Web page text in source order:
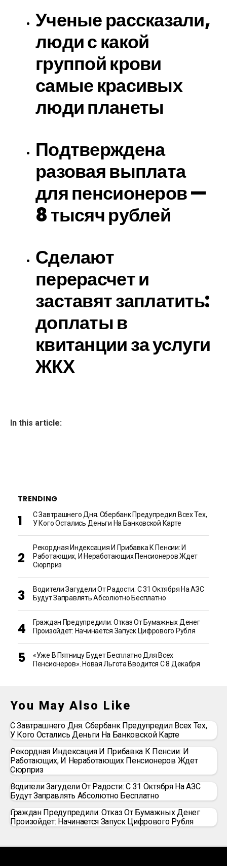
Ученые рассказали,
люди с какой
группой крови
самые красивых
люди планеты
Подтверждена
разовая выплата
для пенсионеров —
8 тысяч рублей
Сделают
перерасчет и
заставят заплатить:
доплаты в
квитанции за услуги
ЖКХ
In this article:
TRENDING
С Завтрашнего Дня. Сбербанк Предупредил Всех Тех,
У Кого Остались Деньги На Банковской Карте
Рекордная Индексация И Прибавка К Пенсии: И
Работающих, И Неработающих Пенсионеров Ждет
Сюрприз
Водители Загудели От Радости: С 31 Октября На АЗС
Будут Заправлять Абсолютно Бесплатно
Граждан Предупредили: Отказ От Бумажных Денег
Произойдет: Начинается Запуск Цифрового Рубля
«Уже В Пятницу Будет Бесплатно Для Всех
Пенсионеров». Новая Льгота Вводится С 8 Декабря
You May Also Like
С Завтрашнего Дня. Сбербанк Предупредил Всех Тех,
У Кого Остались Деньги На Банковской Карте
Рекордная Индексация И Прибавка К Пенсии: И
Работающих, И Неработающих Пенсионеров Ждет
Сюрприз
Водители Загудели От Радости: С 31 Октября На АЗС
Будут Заправлять Абсолютно Бесплатно
Граждан Предупредили: Отказ От Бумажных Денег
Произойдет: Начинается Запуск Цифрового Рубля